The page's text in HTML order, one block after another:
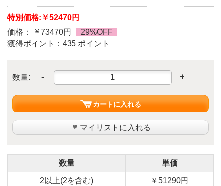
特別価格: ￥52470円
価格： ￥73470円
29%OFF
獲得ポイント：435 ポイント
数量: - +
カートに入れる
マイリストに入れる
数量 単価
2以上(2を含む) ￥51290円